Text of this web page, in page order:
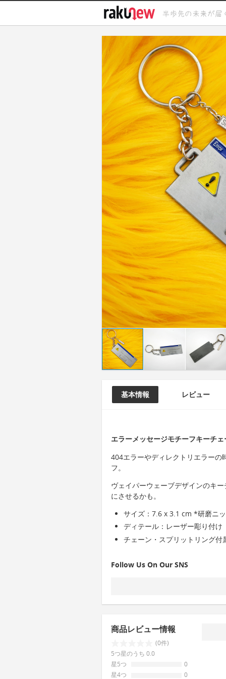
基本情報 レビュー
エラーメッセージモチーフキーチェ
404エラーやディレクトリエラーの
フ。
ヴェイパーウェーブデザインのキ
にさせるかも。
サイズ：7.6 x 3.1 cm *研磨ニ
ディテール：レーザー彫り付け
チェーン・スプリットリング付
Follow Us On Our SNS
商品レビュー情報
(0件)
5つ星のうち 0.0
星5つ
0
星4つ
0